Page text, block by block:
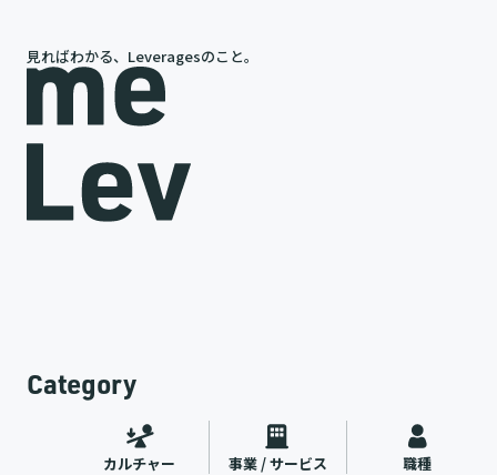
見ればわかる、Leveragesのこと。
槻が語る、レバレジーズの今と未来
代表インタビュー
2026.07.09
Category
カルチャー 事業 / サービス 職種